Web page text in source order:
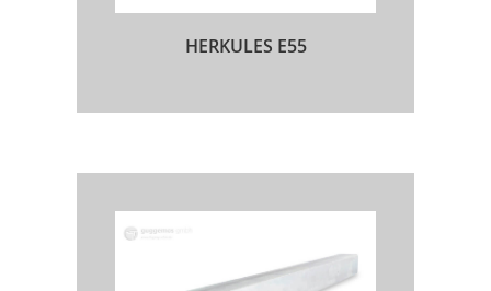
HERKULES E55